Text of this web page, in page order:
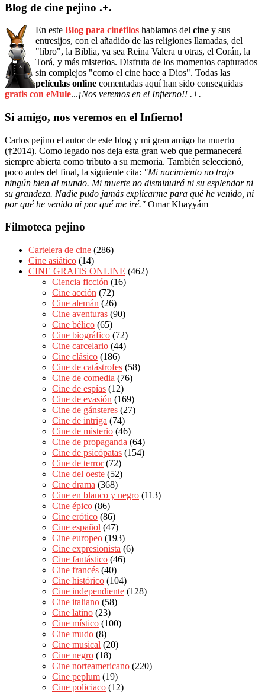
Blog de cine pejino .+.
En este Blog para cinéfilos hablamos del cine y sus
entresijos, con el añadido de las religiones llamadas, del
"libro", la Biblia, ya sea Reina Valera u otras, el Corán, la
Torá, y más misterios. Disfruta de los momentos capturados
sin complejos "como el cine hace a Dios". Todas las
películas online comentadas aquí han sido conseguidas
gratis con eMule...¡Nos veremos en el Infierno!! .+.
Sí amigo, nos veremos en el Infierno!
Carlos pejino el autor de este blog y mi gran amigo ha muerto
(†2014). Como legado nos deja esta gran web que permanecerá
siempre abierta como tributo a su memoria. También seleccionó,
poco antes del final, la siguiente cita: "Mi nacimiento no trajo
ningún bien al mundo. Mi muerte no disminuirá ni su esplendor ni
su grandeza. Nadie pudo jamás explicarme para qué he venido, ni
por qué he venido ni por qué me iré." Omar Khayyám
Filmoteca pejino
Cartelera de cine (286)
Cine asiático (14)
CINE GRATIS ONLINE (462)
Ciencia ficción (16)
Cine acción (72)
Cine alemán (26)
Cine aventuras (90)
Cine bélico (65)
Cine biográfico (72)
Cine carcelario (44)
Cine clásico (186)
Cine de catástrofes (58)
Cine de comedia (76)
Cine de espías (12)
Cine de evasión (169)
Cine de gánsteres (27)
Cine de intriga (74)
Cine de misterio (46)
Cine de propaganda (64)
Cine de psicópatas (154)
Cine de terror(72)
Cine del oeste (52)
Cine drama (368)
Cine en blanco y negro (113)
Cine épico (86)
Cine erótico (86)
Cine español (47)
Cine europeo (193)
Cine expresionista (6)
Cine fantástico (46)
Cine francés (40)
Cine histórico (104)
Cine independiente (128)
Cine italiano (58)
Cine latino (23)
Cine místico (100)
Cine mudo (8)
Cine musical (20)
Cine negro (18)
Cine norteamericano (220)
Cine peplum (19)
Cine policiaco (12)